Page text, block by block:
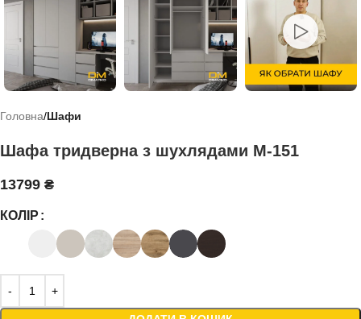
Головна Шафи
Шафа тридверна з шухлядами М-151
13799 ₴
КОЛІР